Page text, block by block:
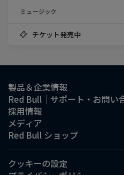
ミュージック
チケット発売中